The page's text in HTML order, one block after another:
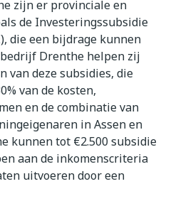
zijn er provinciale en
de Investeringssubsidie
die een bijdrage kunnen
Drenthe helpen zij
van deze subsidies, die
van de kosten,
en de combinatie van
in Assen en
kunnen tot €2.500 subsidie
aan de inkomenscriteria
uitvoeren door een